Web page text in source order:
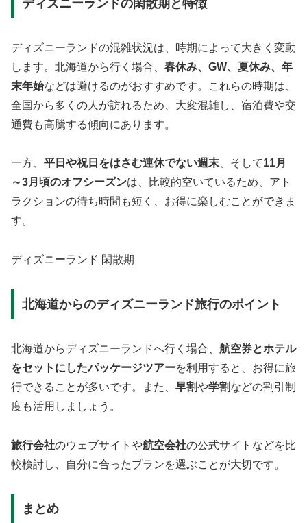
ディズニーランドの閑散期と特徴
ディズニーランドの混雑状況は、時期によって大きく変動
します。北海道から行く場合、 春休み、GW、夏休み、年
末年始などは避けるのがおすすめです。これらの時期は、
全国から多くの人が訪れるため、大変混雑し、宿泊費や交
通費も高騰する傾向にあります。
一方、 平日や祝日をはさむ連休でない週末 、そして11月
～3月頃のオフシーズンは、比較的空いているため、アト
ラクションの待ち時間も短く、お得に楽しむことができま
す。
ディズニーランド 閑散期
北海道からのディズニーランド旅行のポイント
北海道からディズニーランドへ行く場合、 航空券とホテル
をセットにしたパッケージツアーを利用すると、お得に旅
行できることが多いです。また、 早割や学割などの割引制
度も活用しましょう。
旅行会社のウェブサイトや航空会社の公式サイトなどを比
較検討し、自分に合ったプランを選ぶことが大切です。
まとめ